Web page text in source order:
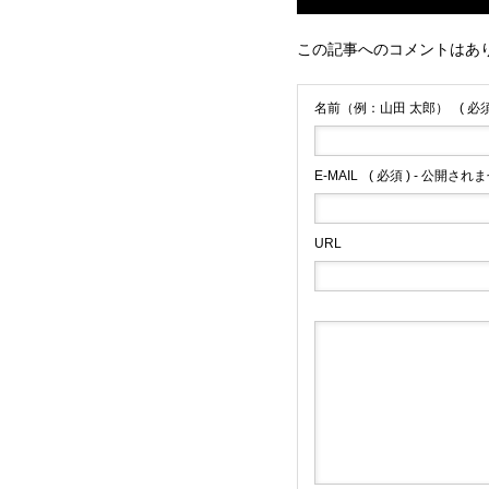
この記事へのコメントはあ
名前（例：山田 太郎） ( 必
E-MAIL ( 必須 ) - 公開され
URL